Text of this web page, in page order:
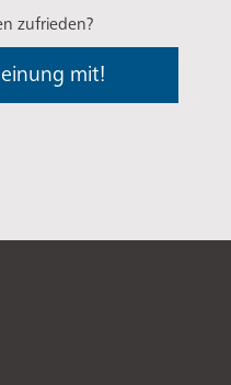
zufrieden?
mit!